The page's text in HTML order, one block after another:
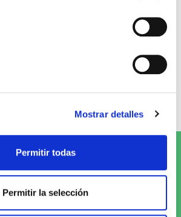
Mostrar detalles
Permitir todas
Permitir la selección
Newsletter y
las novedades!